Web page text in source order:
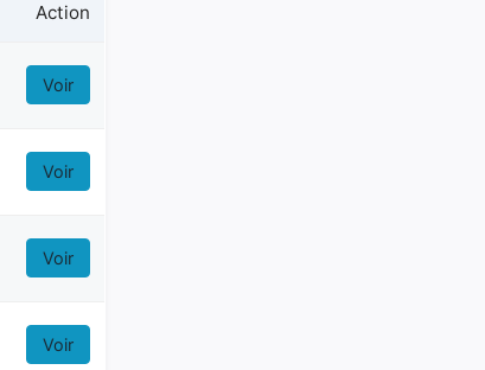
Action
Voir
Voir
Voir
Voir